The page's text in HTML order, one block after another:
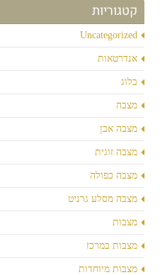
קטגוריות
Uncategorized
אנדרטאות
בלוג
מצבה
מצבה אבן
מצבה זוגית
מצבה כפולה
מצבה מסלע גרניט
מצבות
מצבות במרכז
מצבות מיוחדות